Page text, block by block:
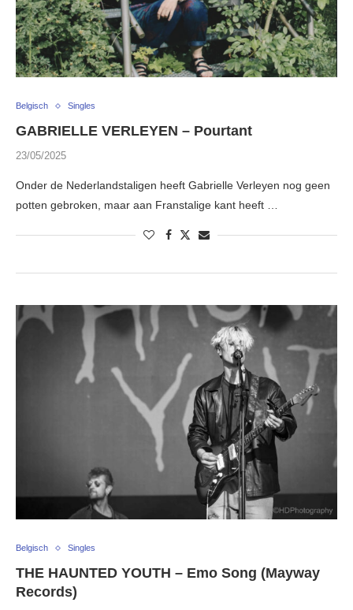
Belgisch Singles
GABRIELLE VERLEYEN – Pourtant
23/05/2025
Onder de Nederlandstaligen heeft Gabrielle Verleyen nog geen
potten gebroken, maar aan Franstalige kant heeft …
Belgisch Singles
THE HAUNTED YOUTH – Emo Song (Mayway
Records)